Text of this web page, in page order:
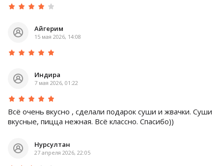
Айгерим
15 мая 2026, 14:08
Индира
7 мая 2026, 01:22
Всё очень вкусно , сделали подарок суши и жвачки. Суши
вкусные, пицца нежная. Всё классно. Спасибо))
Нурсултан
27 апреля 2026, 22:05